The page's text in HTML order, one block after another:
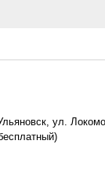
при
ул.